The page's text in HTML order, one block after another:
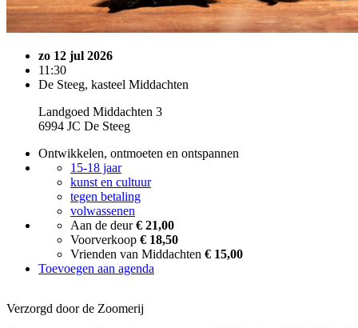
zo 12 jul 2026
11:30
De Steeg, kasteel Middachten
Landgoed Middachten 3
6994 JC De Steeg
Ontwikkelen, ontmoeten en ontspannen
15-18 jaar
kunst en cultuur
tegen betaling
volwassenen
Aan de deur€ 21,00
Voorverkoop € 18,50
Vrienden van Middachten € 15,00
Toevoegen aan agenda
Verzorgd door de Zoomerij